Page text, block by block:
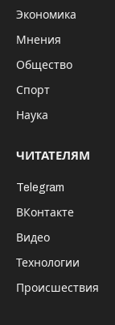
Экономика
Мнения
Общество
Спорт
Наука
ЧИТАТЕЛЯМ
Telegram
ВКонтакте
Видео
Технологии
Происшествия